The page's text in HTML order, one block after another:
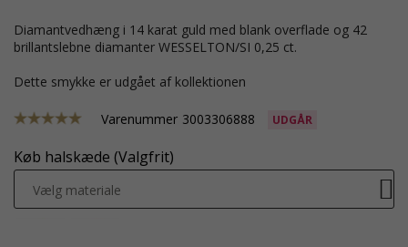
diamantvedhæng i 14 karat guld med blank overflade og 42
brillantslebne diamanter WESSELTON/SI 0,25 ct.
Dette smykke er udgået af kollektionen
Varenummer 3003306888 UDGÅR
Køb halskæde (Valgfrit)
Vælg materiale